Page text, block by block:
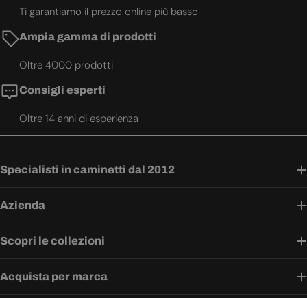
Ti garantiamo il prezzo online più basso
Ampia gamma di prodotti
Oltre 4000 prodotti
Consigli esperti
Oltre 14 anni di esperienza
Specialisti in caminetti dal 2012
Azienda
Scopri le collezioni
Acquista per marca